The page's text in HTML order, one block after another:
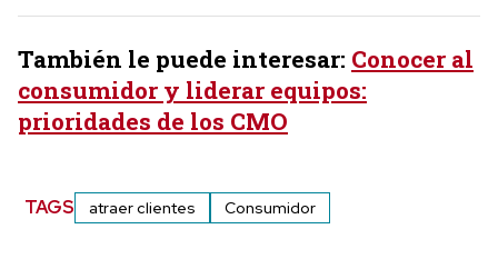
También le puede interesar: Conocer al
consumidor y liderar equipos:
prioridades de los CMO
TAGS atraer clientes Consumidor